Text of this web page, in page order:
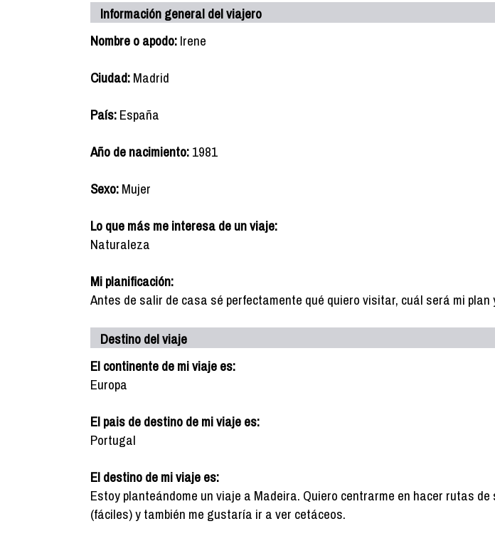
Información general del viajero
Nombre o apodo:Irene
Ciudad:Madrid
País:España
Año de nacimiento:1981
Sexo:Mujer
Lo que más me interesa de un viaje:
Naturaleza
Mi planificación:
Antes de salir de casa sé perfectamente qué quiero visitar, cuál será mi plan
Destino del viaje
El continente de mi viaje es:
Europa
El pais de destino de mi viaje es:
Portugal
El destino de mi viaje es:
Estoy planteándome un viaje a Madeira. Quiero centrarme en hacer rutas de
(fáciles) y también me gustaría ir a ver cetáceos.